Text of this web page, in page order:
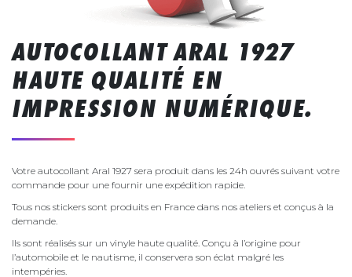
AUTOCOLLANT ARAL 1927
HAUTE QUALITÉ EN
IMPRESSION NUMÉRIQUE.
Votre autocollant Aral 1927 sera produit dans les 24h ouvrés suivant votre
commande pour une fournir une expédition rapide.
Tous nos stickers sont produits en France dans nos ateliers et conçus à la
demande.
Ils sont réalisés sur un vinyle haute qualité. Conçu à l’origine pour
l’automobile et le nautisme, il conservera son éclat malgré les
intempéries.